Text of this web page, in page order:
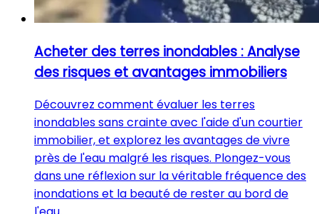
Acheter des terres inondables : Analyse
des risques et avantages immobiliers
Découvrez comment évaluer les terres
inondables sans crainte avec l'aide d'un courtier
immobilier, et explorez les avantages de vivre
près de l'eau malgré les risques. Plongez-vous
dans une réflexion sur la véritable fréquence des
inondations et la beauté de rester au bord de